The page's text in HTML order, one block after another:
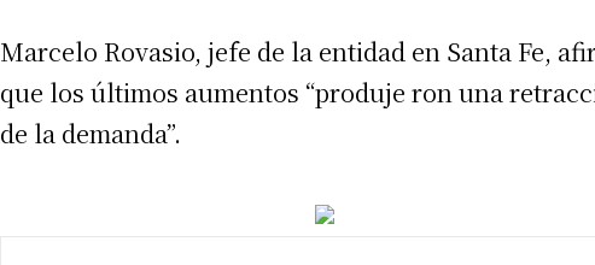
Marcelo Rovasio, jefe de la entidad en Santa Fe,
que los últimos aumentos “produje ron una
de la demanda”.